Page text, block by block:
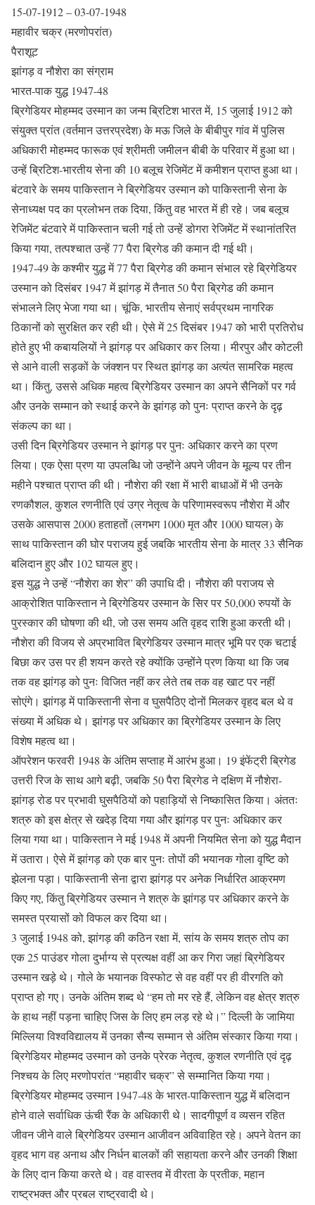
15-07-1912 – 03-07-1948
महावीर चक्र (मरणोपरांत)
पैराशूट
झांगड़ व नौशेरा का संग्राम
भारत-पाक युद्ध 1947-48
ब्रिगेडियर मोहम्मद उस्मान का जन्म ब्रिटिश भारत में, 15 जुलाई 1912 को
संयुक्त प्रांत (वर्तमान उत्तरप्रदेश) के मऊ जिले के बीबीपुर गांव में पुलिस
अधिकारी मोहम्मद फारूक एवं श्रीमती जमीलन बीबी के परिवार में हुआ था।
उन्हें ब्रिटिश-भारतीय सेना की 10 बलूच रेजिमेंट में कमीशन प्राप्त हुआ था।
बंटवारे के समय पाकिस्तान ने ब्रिगेडियर उस्मान को पाकिस्तानी सेना के
सेनाध्यक्ष पद का प्रलोभन तक दिया, किंतु वह भारत में ही रहे। जब बलूच
रेजिमेंट बंटवारे में पाकिस्तान चली गई तो उन्हें डोगरा रेजिमेंट में स्थानांतरित
किया गया, तत्पश्चात उन्हें 77 पैरा ब्रिगेड की कमान दी गई थी।
1947-49 के कश्मीर युद्ध में 77 पैरा ब्रिगेड की कमान संभाल रहे ब्रिगेडियर
उस्मान को दिसंबर 1947 में झांगड़ में तैनात 50 पैरा ब्रिगेड की कमान
संभालने लिए भेजा गया था। चूंकि, भारतीय सेनाएं सर्वप्रथम नागरिक
ठिकानों को सुरक्षित कर रही थी। ऐसे में 25 दिसंबर 1947 को भारी प्रतिरोध
होते हुए भी कबायलियों ने झांगड़ पर अधिकार कर लिया। मीरपुर और कोटली
से आने वाली सड़कों के जंक्शन पर स्थित झांगड़ का अत्यंत सामरिक महत्व
था। किंतु, उससे अधिक महत्व ब्रिगेडियर उस्मान का अपने सैनिकों पर गर्व
और उनके सम्मान को स्थाई करने के झांगड़ को पुनः प्राप्त करने के दृढ़
संकल्प का था।
उसी दिन ब्रिगेडियर उस्मान ने झांगड़ पर पुनः अधिकार करने का प्रण
लिया। एक ऐसा प्रण या उपलब्धि जो उन्होंने अपने जीवन के मूल्य पर तीन
महीने पश्चात प्राप्त की थी। नौशेरा की रक्षा में भारी बाधाओं में भी उनके
रणकौशल, कुशल रणनीति एवं उग्र नेतृत्व के परिणामस्वरूप नौशेरा में और
उसके आसपास 2000 हताहतों (लगभग 1000 मृत और 1000 घायल) के
साथ पाकिस्तान की घोर पराजय हुई जबकि भारतीय सेना के मात्र 33 सैनिक
बलिदान हुए और 102 घायल हुए।
इस युद्ध ने उन्हें “नौशेरा का शेर” की उपाधि दी। नौशेरा की पराजय से
आक्रोशित पाकिस्तान ने ब्रिगेडियर उस्मान के सिर पर 50,000 रुपयों के
पुरस्कार की घोषणा की थी, जो उस समय अति वृहद राशि हुआ करती थी।
नौशेरा की विजय से अप्रभावित ब्रिगेडियर उस्मान मात्र भूमि पर एक चटाई
बिछा कर उस पर ही शयन करते रहे क्योंकि उन्होंने प्रण किया था कि जब
तक वह झांगड़ को पुनः विजित नहीं कर लेते तब तक वह खाट पर नहीं
सोएंगे। झांगड़ में पाकिस्तानी सेना व घुसपैठिए दोनों मिलकर वृहद बल थे व
संख्या में अधिक थे। झांगड़ पर अधिकार का ब्रिगेडियर उस्मान के लिए
विशेष महत्व था।
ऑपरेशन फरवरी 1948 के अंतिम सप्ताह में आरंभ हुआ। 19 इंफेंट्री ब्रिगेड
उत्तरी रिज के साथ आगे बढ़ी, जबकि 50 पैरा ब्रिगेड ने दक्षिण में नौशेरा-
झांगड़ रोड पर प्रभावी घुसपैठियों को पहाड़ियों से निष्कासित किया। अंततः
शत्रु को इस क्षेत्र से खदेड़ दिया गया और झांगड़ पर पुनः अधिकार कर
लिया गया था। पाकिस्तान ने मई 1948 में अपनी नियमित सेना को युद्ध मैदान
में उतारा। ऐसे में झांगड़ को एक बार पुनः तोपों की भयानक गोला वृष्टि को
झेलना पड़ा। पाकिस्तानी सेना द्वारा झांगड़ पर अनेक निर्धारित आक्रमण
किए गए, किंतु ब्रिगेडियर उस्मान ने शत्रु के झांगड़ पर अधिकार करने के
समस्त प्रयासों को विफल कर दिया था।
3 जुलाई 1948 को, झांगड़ की कठिन रक्षा में, सांय के समय शत्रु तोप का
एक 25 पाउंडर गोला दुर्भाग्य से प्रत्यक्ष वहीं आ कर गिरा जहां ब्रिगेडियर
उस्मान खड़े थे। गोले के भयानक विस्फोट से वह वहीं पर ही वीरगति को
प्राप्त हो गए। उनके अंतिम शब्द थे “हम तो मर रहे हैं, लेकिन वह क्षेत्र शत्रु
के हाथ नहीं पड़ना चाहिए जिस के लिए हम लड़ रहे थे।” दिल्ली के जामिया
मिल्लिया विश्वविद्यालय में उनका सैन्य सम्मान से अंतिम संस्कार किया गया।
ब्रिगेडियर मोहम्मद उस्मान को उनके प्रेरक नेतृत्व, कुशल रणनीति एवं दृढ़
निश्चय के लिए मरणोपरांत “महावीर चक्र” से सम्मानित किया गया।
ब्रिगेडियर मोहम्मद उस्मान 1947-48 के भारत-पाकिस्तान युद्ध में बलिदान
होने वाले सर्वाधिक ऊंची रैंक के अधिकारी थे। सादगीपूर्ण व व्यसन रहित
जीवन जीने वाले ब्रिगेडियर उस्मान आजीवन अविवाहित रहे। अपने वेतन का
वृहद भाग वह अनाथ और निर्धन बालकों की सहायता करने और उनकी शिक्षा
के लिए दान किया करते थे। वह वास्तव में वीरता के प्रतीक, महान
राष्ट्रभक्त और प्रबल राष्ट्रवादी थे।